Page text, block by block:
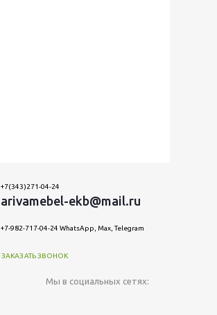
+7(343)271-04-24
arivamebel-ekb@mail.ru
+7-982-717-04-24 WhatsApp, Max, Telegram
ЗАКАЗАТЬ ЗВОНОК
Мы в социальных сетях: